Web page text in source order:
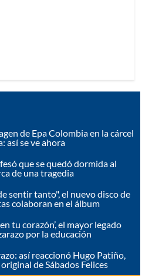
de Epa Colombia en la cárcel
así se ve ahora
que se quedó dormida al
de una tragedia
sentir tanto", el nuevo disco de
colaboran en el álbum
tu corazón’, el mayor legado
por la educación
así reaccionó Hugo Patiño,
de Sábados Felices